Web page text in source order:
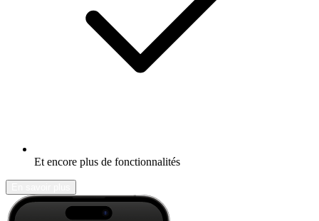
Et encore plus de fonctionnalités